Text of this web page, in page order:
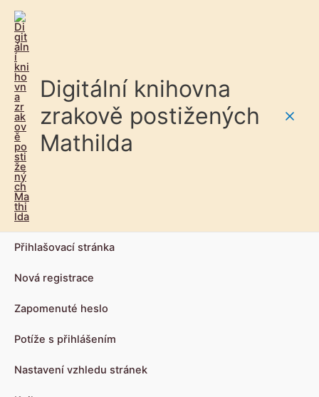
Digitální knihovna
zrakově postižených
Mathilda
Přihlašovací stránka
Nová registrace
Zapomenuté heslo
Potíže s přihlášením
Nastavení vzhledu stránek